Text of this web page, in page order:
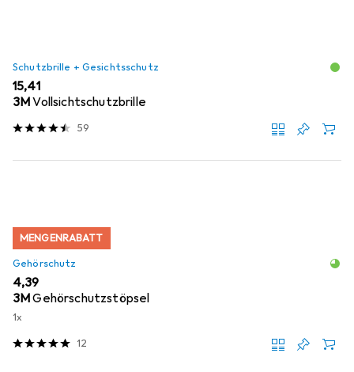
Schutzbrille + Gesichtsschutz
EUR
15,41
3MVollsichtschutzbrille
59
MENGENRABATT
Gehörschutz
EUR
4,39
3MGehörschutzstöpsel
1x
12